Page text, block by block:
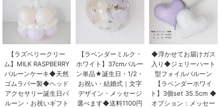
【ラズベリークリー
ム】MILK RASPBERRY
バルーンケーキ◆天然
ゴムラバー製◆ヘッド
アクセサリー誕生日バ
ルーン・お祝いギフト
【ラベンダーミルク・
ホワイト】37cmバルー
ン単品★誕生日・1/2・
お祝い・結婚式｜文字
デザイン・メッセージ
選べます◆送料1100円
◆浮かせてお届けガス
入り◆ジェリーハート
型フォイルバルーン
【ラベンダーホワイ
ト】3個set 35.5cm ◆
オプション：メッセー